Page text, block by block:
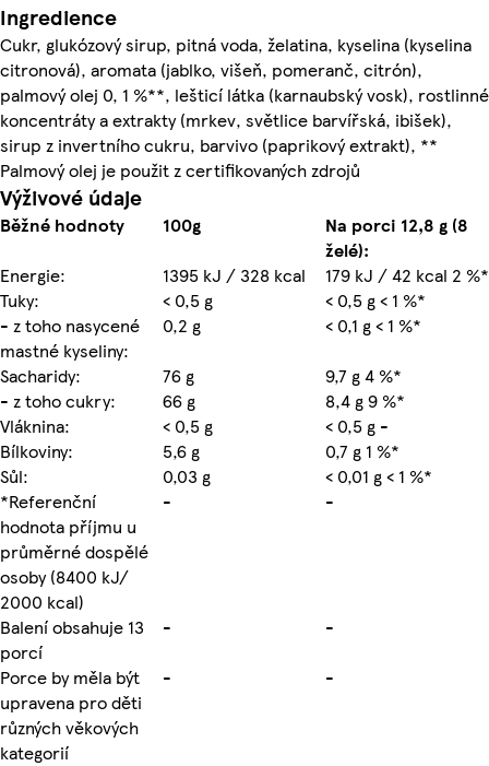
Ingredience
Cukr, glukózový sirup, pitná voda, želatina, kyselina (kyselina
citronová), aromata (jablko, višeň, pomeranč, citrón),
palmový olej 0, 1 %**, lešticí látka (karnaubský vosk), rostlinné
koncentráty a extrakty (mrkev, světlice barvířská, ibišek),
sirup z invertního cukru, barvivo (paprikový extrakt), **
Palmový olej je použit z certifikovaných zdrojů
Výživové údaje
Běžné hodnoty 100g
Na porci 12,8 g (8
želé):
Energie:
1395 kJ / 328 kcal
179 kJ / 42 kcal 2 %*
Tuky:
< 0,5 g
< 0,5 g < 1 %*
- z toho nasycené
mastné kyseliny:
0,2 g
< 0,1 g < 1 %*
Sacharidy:
76 g
9,7 g 4 %*
- z toho cukry:
66 g
8,4 g 9 %*
Vláknina:
< 0,5 g
< 0,5 g -
Bílkoviny:
5,6 g
0,7 g 1 %*
Sůl:
0,03 g
< 0,01 g < 1 %*
*Referenční
hodnota příjmu u
průměrné dospělé
osoby (8400 kJ/
2000 kcal)
- -
Balení obsahuje 13
porcí
-
-
Porce by měla být
upravena pro děti
různých věkových
kategorií
- -